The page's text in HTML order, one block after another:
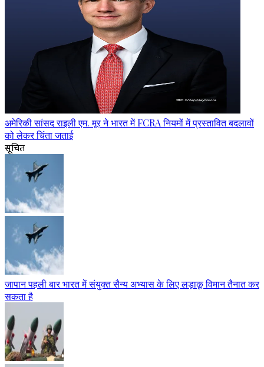
अमेरिकी सांसद राइली एम. मूर ने भारत में FCRA नियमों में प्रस्तावित बदलावों
को लेकर चिंता जताई
सूचित
जापान पहली बार भारत में संयुक्त सैन्य अभ्यास के लिए लड़ाकू विमान तैनात कर
सकता है